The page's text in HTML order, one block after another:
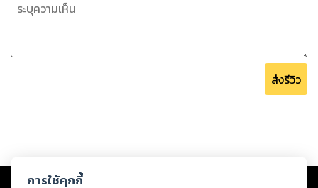
ส่งรีวิว
Copyright © 2026
การใช้คุกกี้